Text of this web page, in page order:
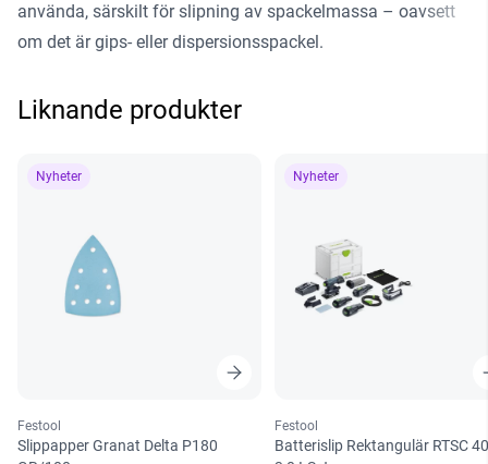
använda, särskilt för slipning av spackelmassa – oavsett
om det är gips- eller dispersionsspackel.
Liknande produkter
Nyheter
Festool
Slippapper Granat Delta P180
Nyheter
Festool
Batterislip Rektangulär RTSC